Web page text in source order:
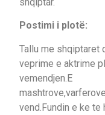
Postimi i plotë:
Tallu me shqiptaret
veprime e aktrime
vemendjen.E
vend.Fundin e ke te